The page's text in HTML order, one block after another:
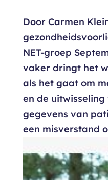
Door Carmen
NET-groep
vaker dringt het
als het gaat om
en de uitwisseling
gegevens van
een misverstand